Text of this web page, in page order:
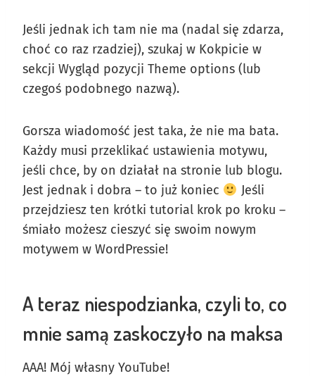
Jeśli jednak ich tam nie ma (nadal się zdarza,
choć co raz rzadziej), szukaj w Kokpicie w
sekcji Wygląd pozycji Theme options (lub
czegoś podobnego nazwą).
Gorsza wiadomość jest taka, że nie ma bata.
Każdy musi przeklikać ustawienia motywu,
jeśli chce, by on działał na stronie lub blogu.
Jest jednak i dobra – to już koniec
Jeśli
przejdziesz ten krótki tutorial krok po kroku –
śmiało możesz cieszyć się swoim nowym
motywem w WordPressie!
A teraz niespodzianka, czyli to, co
mnie samą zaskoczyło na maksa
AAA! Mój własny YouTube!